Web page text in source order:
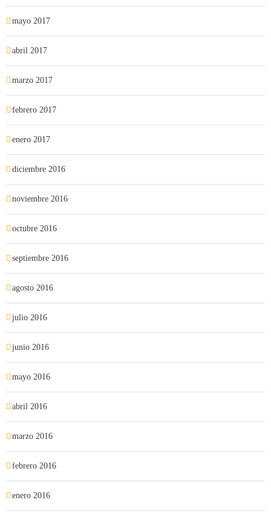
mayo 2017
abril 2017
marzo 2017
febrero 2017
enero 2017
diciembre 2016
noviembre 2016
octubre 2016
septiembre 2016
agosto 2016
julio 2016
junio 2016
mayo 2016
abril 2016
marzo 2016
febrero 2016
enero 2016